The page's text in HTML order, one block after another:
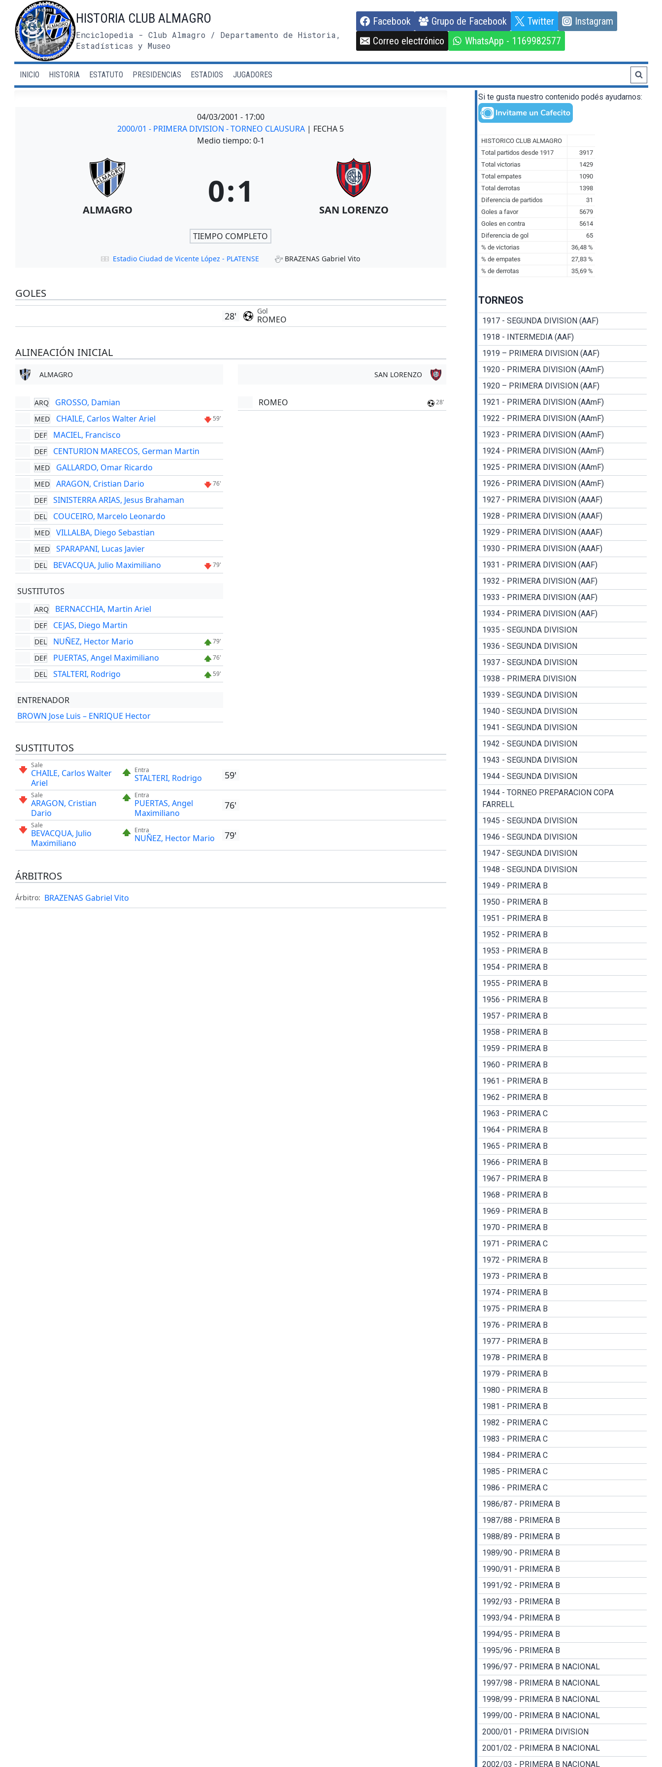
contenido
HISTORIA CLUB ALMAGRO
Enciclopedia - Club Almagro / Departamento de Historia,
Estadísticas y Museo
Facebook Grupo de Facebook Twitter
Instagram
Correo electrónico
WhatsApp - 1169982577
INICIO HISTORIA ESTATUTO PRESIDENCIAS ESTADIOS JUGADORES
04/03/2001 - 17:00
2000/01 - PRIMERA DIVISION - TORNEO CLAUSURA | FECHA 5
Medio tiempo: 0-1
ALMAGRO 0:1 SAN LORENZO
TIEMPO COMPLETO
Estadio Ciudad de Vicente López - PLATENSE BRAZENAS Gabriel Vito
GOLES
28' Gol
ROMEO
ALINEACIÓN INICIAL
ALMAGRO
ARQ GROSSO, Damian
MED CHAILE, Carlos Walter Ariel 59'
DEF MACIEL, Francisco
DEF CENTURION MARECOS, German Martin
MED GALLARDO, Omar Ricardo
MED ARAGON, Cristian Dario 76'
DEF SINISTERRA ARIAS, Jesus Brahaman
DEL COUCEIRO, Marcelo Leonardo
MED VILLALBA, Diego Sebastian
MED SPARAPANI, Lucas Javier
DEL BEVACQUA, Julio Maximiliano 79'
SUSTITUTOS
ARQ BERNACCHIA, Martin Ariel
DEF CEJAS, Diego Martin
DEL NUÑEZ, Hector Mario 79'
DEF PUERTAS, Angel Maximiliano 76'
DEL STALTERI, Rodrigo 59'
ENTRENADOR
BROWN Jose Luis – ENRIQUE Hector
SAN LORENZO
ROMEO 28'
SUSTITUTOS
Sale
CHAILE, Carlos Walter
Ariel
Entra
STALTERI, Rodrigo 59'
Sale
ARAGON, Cristian
Dario
Entra
PUERTAS, Angel
Maximiliano
76'
Sale
BEVACQUA, Julio
Maximiliano
Entra
NUÑEZ, Hector Mario 79'
ÁRBITROS
Árbitro: BRAZENAS Gabriel Vito
Si te gusta nuestro contenido podés ayudarnos:
TORNEOS
1917 - SEGUNDA DIVISION (AAF)
1918 - INTERMEDIA (AAF)
1919 – PRIMERA DIVISION (AAF)
1920 - PRIMERA DIVISION (AAmF)
1920 – PRIMERA DIVISION (AAF)
1921 - PRIMERA DIVISION (AAmF)
1922 - PRIMERA DIVISION (AAmF)
1923 - PRIMERA DIVISION (AAmF)
1924 - PRIMERA DIVISION (AAmF)
1925 - PRIMERA DIVISION (AAmF)
1926 - PRIMERA DIVISION (AAmF)
1927 - PRIMERA DIVISION (AAAF)
1928 - PRIMERA DIVISION (AAAF)
1929 - PRIMERA DIVISION (AAAF)
1930 - PRIMERA DIVISION (AAAF)
1931 - PRIMERA DIVISION (AAF)
1932 - PRIMERA DIVISION (AAF)
1933 - PRIMERA DIVISION (AAF)
1934 - PRIMERA DIVISION (AAF)
1935 - SEGUNDA DIVISION
1936 - SEGUNDA DIVISION
1937 - SEGUNDA DIVISION
1938 - PRIMERA DIVISION
1939 - SEGUNDA DIVISION
1940 - SEGUNDA DIVISION
1941 - SEGUNDA DIVISION
1942 - SEGUNDA DIVISION
1943 - SEGUNDA DIVISION
1944 - SEGUNDA DIVISION
1944 - TORNEO PREPARACION COPA
FARRELL
1945 - SEGUNDA DIVISION
1946 - SEGUNDA DIVISION
1947 - SEGUNDA DIVISION
1948 - SEGUNDA DIVISION
1949 - PRIMERA B
1950 - PRIMERA B
1951 - PRIMERA B
1952 - PRIMERA B
1953 - PRIMERA B
1954 - PRIMERA B
1955 - PRIMERA B
1956 - PRIMERA B
1957 - PRIMERA B
1958 - PRIMERA B
1959 - PRIMERA B
1960 - PRIMERA B
1961 - PRIMERA B
1962 - PRIMERA B
1963 - PRIMERA C
1964 - PRIMERA B
1965 - PRIMERA B
1966 - PRIMERA B
1967 - PRIMERA B
1968 - PRIMERA B
1969 - PRIMERA B
1970 - PRIMERA B
1971 - PRIMERA C
1972 - PRIMERA B
1973 - PRIMERA B
1974 - PRIMERA B
1975 - PRIMERA B
1976 - PRIMERA B
1977 - PRIMERA B
1978 - PRIMERA B
1979 - PRIMERA B
1980 - PRIMERA B
1981 - PRIMERA B
1982 - PRIMERA C
1983 - PRIMERA C
1984 - PRIMERA C
1985 - PRIMERA C
1986 - PRIMERA C
1986/87 - PRIMERA B
1987/88 - PRIMERA B
1988/89 - PRIMERA B
1989/90 - PRIMERA B
1990/91 - PRIMERA B
1991/92 - PRIMERA B
1992/93 - PRIMERA B
1993/94 - PRIMERA B
1994/95 - PRIMERA B
1995/96 - PRIMERA B
1996/97 - PRIMERA B NACIONAL
1997/98 - PRIMERA B NACIONAL
1998/99 - PRIMERA B NACIONAL
1999/00 - PRIMERA B NACIONAL
2000/01 - PRIMERA DIVISION
2001/02 - PRIMERA B NACIONAL
2002/03 - PRIMERA B NACIONAL